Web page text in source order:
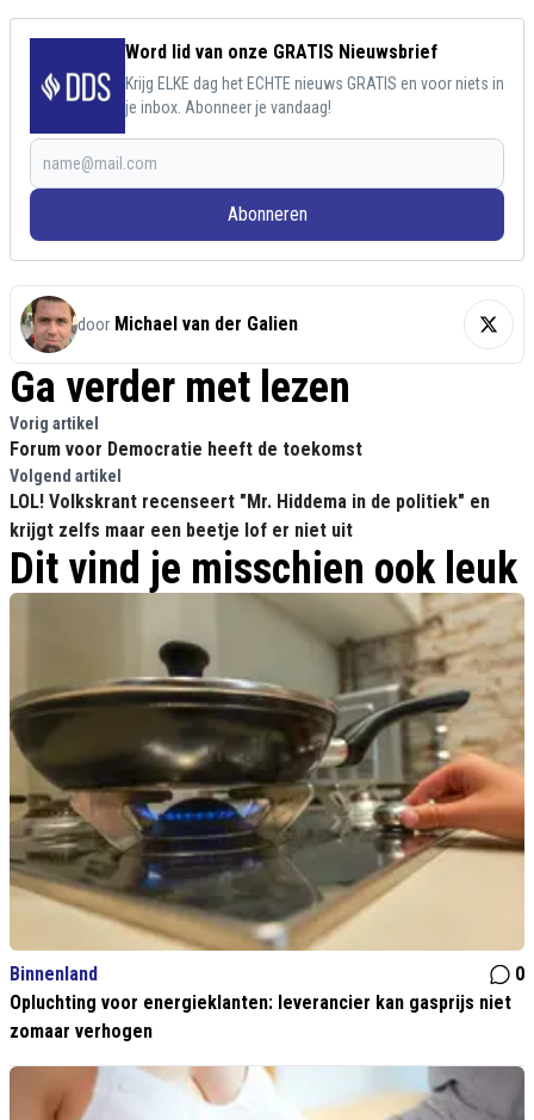
Word lid van onze GRATIS Nieuwsbrief
Krijg ELKE dag het ECHTE nieuws GRATIS en voor niets in
je inbox. Abonneer je vandaag!
Abonneren
door Michael van der Galien
Ga verder met lezen
Vorig artikel
Forum voor Democratie heeft de toekomst
Volgend artikel
LOL! Volkskrant recenseert "Mr. Hiddema in de politiek" en
krijgt zelfs maar een beetje lof er niet uit
Dit vind je misschien ook leuk
Binnenland
0
Opluchting voor energieklanten: leverancier kan gasprijs niet
zomaar verhogen